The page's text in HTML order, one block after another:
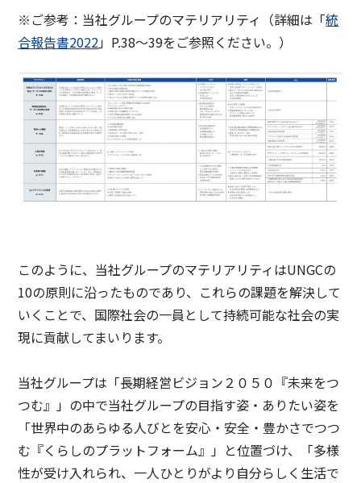
※ご参考：当社グループのマテリアリティ（詳細は「統
合報告書2022」P.38～39をご参照ください。）
このように、当社グループのマテリアリティはUNGCの
10の原則に沿ったものであり、これらの課題を解決して
いくことで、国際社会の一員として持続可能な社会の実
現に貢献してまいります。
当社グループは「長期経営ビジョン２０５０『未来をつ
つむ』」の中で当社グループの目指す姿・ありたい姿を
「世界中のあらゆる人びとを安心・安全・豊かさでつつ
む『くらしのプラットフォーム』」と位置づけ、「多様
性が受け入れられ、一人ひとりがより自分らしく生活で